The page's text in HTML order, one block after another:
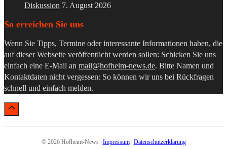
Diskussion 7. August 2026
So erreichen Sie uns
Wenn Sie Tipps, Termine oder interessante Informationen haben, die
auf dieser Webseite veröffentlicht werden sollen: Schicken Sie uns
einfach eine E-Mail an mail@hofheim-news.de. Bitte Namen und
Kontaktdaten nicht vergessen: So können wir uns bei Rückfragen
schnell und einfach melden.
© 2026 Hofheim-News | Impressum| Datenschutzerklärung